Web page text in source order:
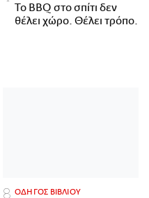
Το BBQ στο σπίτι δεν
θέλει χώρο. Θέλει τρόπο.
ΟΔΗΓΟΣ ΒΙΒΛΙΟΥ